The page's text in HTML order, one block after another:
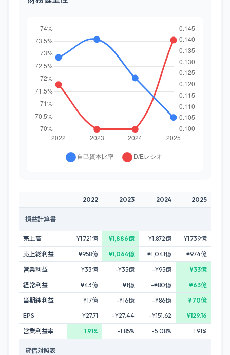
2022 2023 2024 2025
損益計算書
売上高 ¥1,721億 ¥1,886億 ¥1,872億
¥1,739億
売上総利益
¥958億 ¥1,064億 ¥1,041億
¥974億
営業利益
¥33億 -¥35億 -¥95億
¥33億
経常利益
¥43億 ¥1億 -¥80億
¥63億
当期純利益
¥17億 -¥16億 -¥86億
¥70億
EPS
¥27.71 -¥27.44 -¥151.62
¥129.16
営業利益率
1.91% -1.85% -5.08% 1.91%
貸借対照表